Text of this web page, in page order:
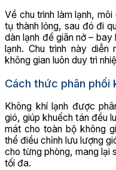
Về chu trình làm lạnh,
tụ thành lỏng, sau đó đi
dàn lạnh để giãn nở –
lạnh. Chu trình này
không gian luôn duy trì
Cách thức phân phối
Không khí lạnh được
gió, giúp khuếch tán đều
mát cho toàn bộ không
thể điều chỉnh lưu lượng
cho từng phòng, mang lại
tối đa.